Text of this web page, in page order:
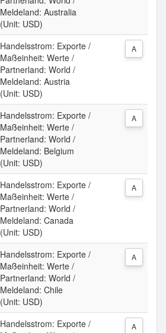
Meldeland: Australia
(Unit: USD)
Handelsstrom: Exporte /
Maßeinheit: Werte /
Partnerland: World /
Meldeland: Austria
(Unit: USD)
A
Handelsstrom: Exporte /
Maßeinheit: Werte /
Partnerland: World /
Meldeland: Belgium
(Unit: USD)
A
Handelsstrom: Exporte /
Maßeinheit: Werte /
Partnerland: World /
Meldeland: Canada
(Unit: USD)
A
Handelsstrom: Exporte /
Maßeinheit: Werte /
Partnerland: World /
Meldeland: Chile
(Unit: USD)
A
Handelsstrom: Exporte /
A